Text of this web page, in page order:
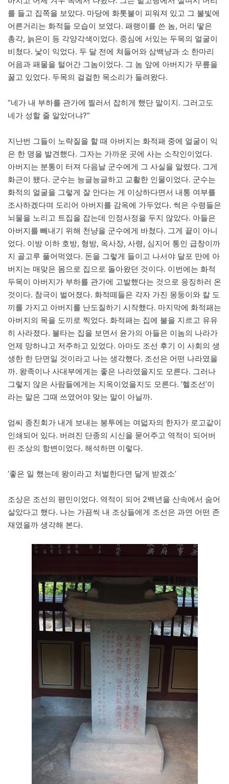
를 들고 집쪽을 보았다. 마당에 화톳불이 피워져 있고 그 불빛에
어른거리는 화적들 모습이 보였다. 패랭이를 쓴 놈, 머리 땋은
총각, 늙은이 등 각양각색이었다. 중심에 서있는 두목의 얼굴이
비쳤다. 낯이 익었다. 두 달 전에 쳐들어와 삼백냥과 소 한마리
어음과 패물을 털어간 그놈이었다. 그 놈 앞에 아버지가 무릎을
꿇고 있었다. 두목의 걸걸한 목소리가 들려왔다.
“네가 내 부하를 관가에 찔러서 잡히게 했단 말이지. 그러고도
네가 성할 줄 알았더냐?”
지난번 그들이 노략질을 할 때 아버지는 화적패 중에 얼굴이 익
은 한 명을 발견했다. 그자는 가까운 곳에 사는 소작인이었다.
아버지는 분통이 터져 다음날 군수에게 그 사실을 알렸다. 그게
화근이 됐다. 군수는 능글능글하고 교활한 인물이었다. 군수는
화적의 얼굴을 그렇게 잘 안다는 게 이상하다면서 내통 여부를
조사하겠다며 도리어 아버지를 감옥에 가두었다. 썩은 수령들은
뇌물을 노리고 트집을 잡는데 인정사정을 두지 않았다. 아들은
아버지를 빼내기 위해 천냥을 군수에게 바쳤다. 그게 끝이 아니
었다. 이방 이하 호방, 형방, 옥사장, 사령, 심지어 통인 급창이까
지 골고루 풀어먹였다. 돈을 그렇게 들이고 나서야 달포 만에 아
버지는 매맞은 몸으로 집으로 돌아왔던 것이다. 이번에는 화적
두목이 아버지가 부하를 관가에 고발했다는 것으로 응징하러 온
것이다. 참극이 벌어졌다. 화적떼들은 각자 가진 몽둥이와 칼 도
끼를 가지고 아버지를 난도질하기 시작했다. 마지막에 화적패는
아버지의 목을 도끼로 찍었다. 화적패는 집에 불을 지르고 유유
히 사라졌다. 불타는 집을 보면서 윤가의 아들은 이놈의 나라가
언제 망하냐고 저주하고 있었다. 아마도 조선 후기 이 사회의 생
생한 한 단면일 것이라고 나는 생각했다. 조선은 어떤 나라였을
까. 왕족이나 사대부에게는 좋은 나라였을지도 모른다. 그러나
그렇지 않은 사람들에게는 지옥이었을지도 모른다. ‘헬조선’이
라는 말은 그때 쓰였어야 맞는 말이 아닐까.
엄씨 종친회가 내게 보내는 봉투에는 여덟자의 한자가 로고같이
인쇄되어 있다. 버려진 단종의 시신을 묻어주고 역적이 되어버
린 조상의 항변이었다. 해석하면 이렇다.
‘좋은 일 했는데 왕이라고 처벌한다면 달게 받겠소’
조상은 조선의 평민이었다. 역적이 되어 2백년을 산속에서 숨어
살았다고 했다. 나는 가끔씩 내 조상들에게 조선은 과연 어떤 존
재였을까 생각해 본다.